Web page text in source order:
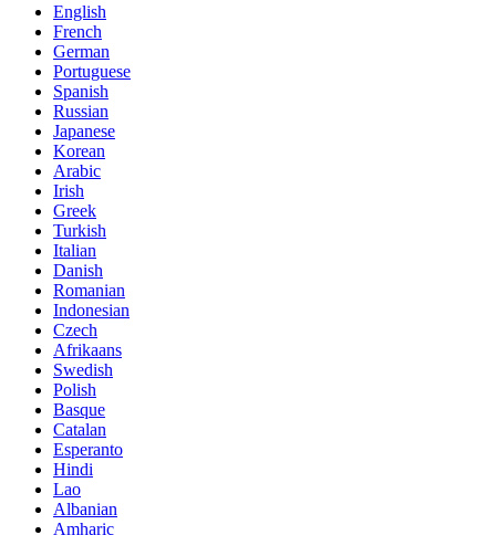
English
French
German
Portuguese
Spanish
Russian
Japanese
Korean
Arabic
Irish
Greek
Turkish
Italian
Danish
Romanian
Indonesian
Czech
Afrikaans
Swedish
Polish
Basque
Catalan
Esperanto
Hindi
Lao
Albanian
Amharic